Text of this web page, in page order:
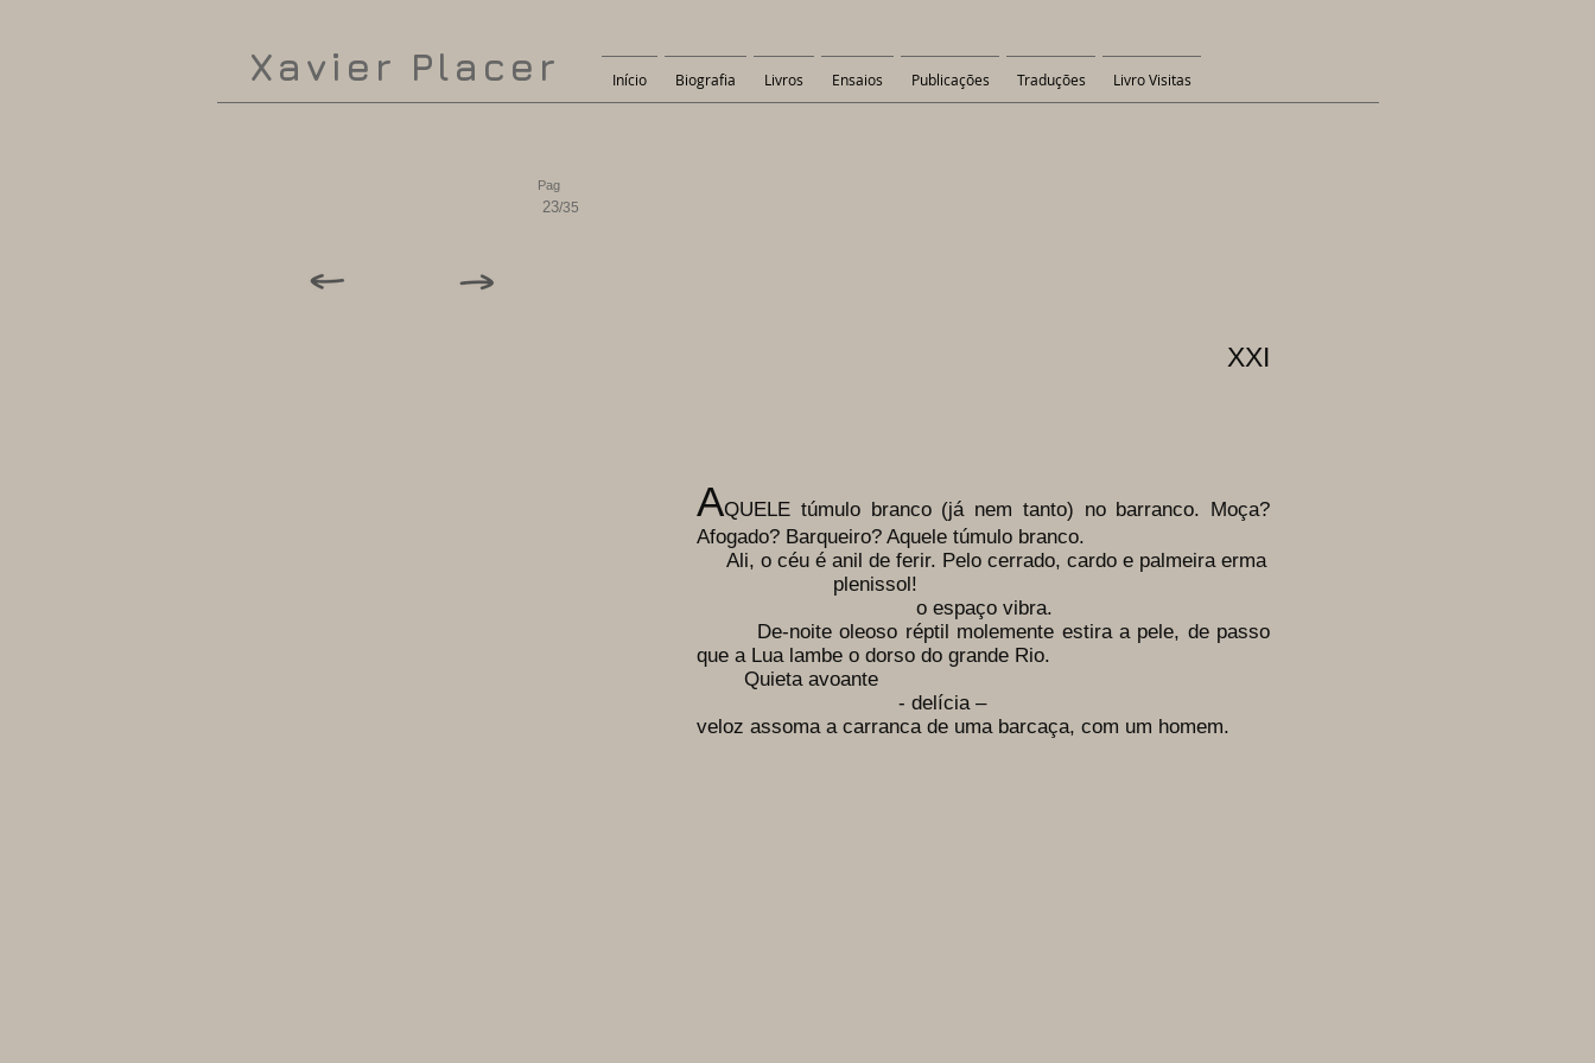
Xavier Placer Início Biografia Livros Ensaios Publicações Traduções Livro Visitas
XXI
AQUELE túmulo branco (já nem tanto) no barranco. Moça?
Afogado? Barqueiro? Aquele túmulo branco.
Ali, o céu é anil de ferir. Pelo cerrado, cardo e palmeira erma
plenissol!
o espaço vibra.
De-noite oleoso réptil molemente estira a pele, de passo
que a Lua lambe o dorso do grande Rio.
Quieta avoante
- delícia –
veloz assoma a carranca de uma barcaça, com um homem.
Pag
23/35